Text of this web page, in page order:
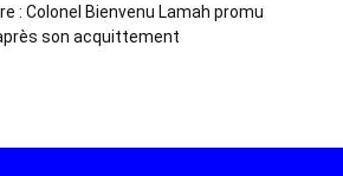
: Colonel Bienvenu Lamah promu
son acquittement